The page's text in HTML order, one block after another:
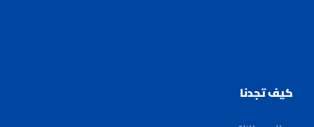
كيف تجدنا